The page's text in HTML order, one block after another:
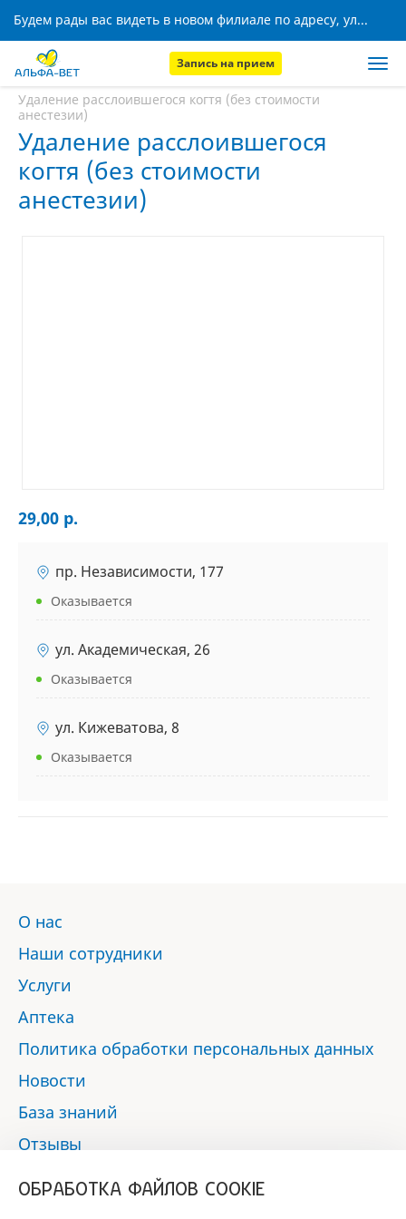
Будем рады вас видеть в новом филиале по адресу, ул. Кижеватова, 8!
Запись на прием
Главная
Удаление расслоившегося когтя (без стоимости
анестезии)
Удаление расслоившегося
когтя (без стоимости
анестезии)
29,00 р.
пр. Независимости, 177
Оказывается
ул. Академическая, 26
Оказывается
ул. Кижеватова, 8
Оказывается
О нас
Наши сотрудники
Услуги
Аптека
Политика обработки персональных данных
Новости
База знаний
Отзывы
ОБРАБОТКА ФАЙЛОВ COOKIE